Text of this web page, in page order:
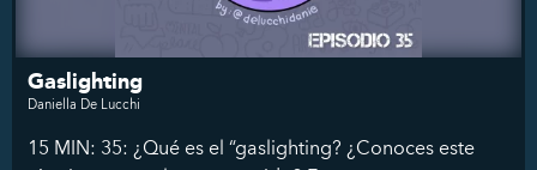
Gaslighting
Daniella De Lucchi
15 MIN: 35: ¿Qué es el “gaslighting? ¿Conoces este